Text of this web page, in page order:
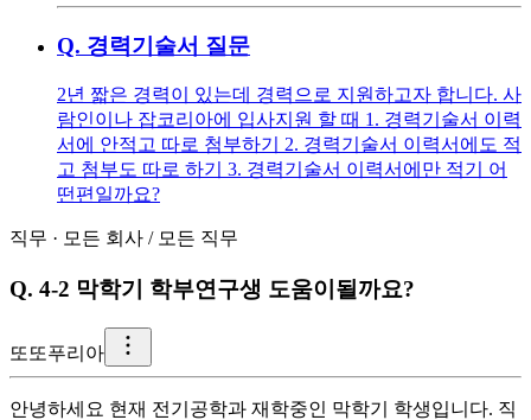
Q. 경력기술서 질문
2년 짧은 경력이 있는데 경력으로 지원하고자 합니다. 사
람인이나 잡코리아에 입사지원 할 때 1. 경력기술서 이력
서에 안적고 따로 첨부하기 2. 경력기술서 이력서에도 적
고 첨부도 따로 하기 3. 경력기술서 이력서에만 적기 어
떤편일까요?
직무 · 모든 회사 / 모든 직무
Q. 4-2 막학기 학부연구생 도움이될까요?
또 또푸리아
안녕하세요 현재 전기공학과 재학중인 막학기 학생입니다. 직